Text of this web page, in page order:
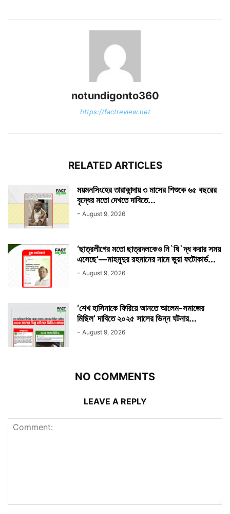
notundigonto360
https://factreview.net
RELATED ARTICLES
ময়মনসিংহের তারাকান্দায় ৩ মাসের শিশুকে ৬৫ বছরের
বৃদ্ধের মতো দেখতে দাবিতে...
- August 9, 2026
‘ছাত্রলীগের মতো ছাত্রদলকেও নি`ষি`দ্ধ করার সময়
এসেছে’—মাহমুদুর রহমানের নামে ভুয়া ফটোকার্ড...
- August 9, 2026
‘শেখ হাসিনাকে ফিরিয়ে আনতে আলেম-সমাজের
মিছিল’ দাবিতে ২০২৫ সালের ভিন্ন ঘটনার...
- August 9, 2026
NO COMMENTS
LEAVE A REPLY